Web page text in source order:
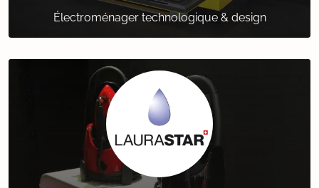
Électroménager technologique & design